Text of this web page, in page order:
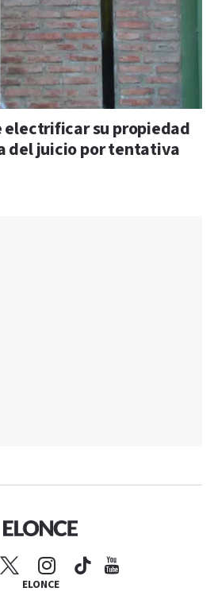
electrificar su propiedad
del juicio por tentativa
ELONCE